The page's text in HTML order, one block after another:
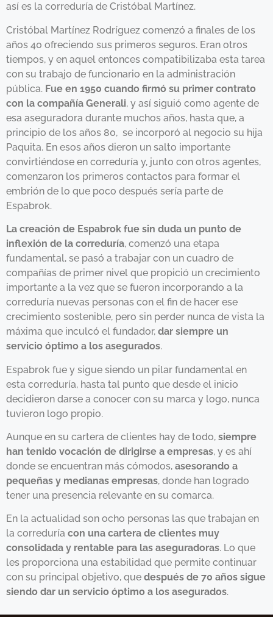
así es la correduría de Cristóbal Martínez.
Cristóbal Martínez Rodríguez comenzó a finales de los
años 40 ofreciendo sus primeros seguros. Eran otros
tiempos, y en aquel entonces compatibilizaba esta tarea
con su trabajo de funcionario en la administración
pública. Fue en 1950 cuando firmó su primer contrato
con la compañía Generali, y así siguió como agente de
esa aseguradora durante muchos años, hasta que, a
principio de los años 80, se incorporó al negocio su hija
Paquita. En esos años dieron un salto importante
convirtiéndose en correduría y, junto con otros agentes,
comenzaron los primeros contactos para formar el
embrión de lo que poco después sería parte de
Espabrok.
La creación de Espabrok fue sin duda un punto de
inflexión de la correduría, comenzó una etapa
fundamental, se pasó a trabajar con un cuadro de
compañías de primer nivel que propició un crecimiento
importante a la vez que se fueron incorporando a la
correduría nuevas personas con el fin de hacer ese
crecimiento sostenible, pero sin perder nunca de vista la
máxima que inculcó el fundador, dar siempre un
servicio óptimo a los asegurados.
Espabrok fue y sigue siendo un pilar fundamental en
esta correduría, hasta tal punto que desde el inicio
decidieron darse a conocer con su marca y logo, nunca
tuvieron logo propio.
Aunque en su cartera de clientes hay de todo, siempre
han tenido vocación de dirigirse a empresas, y es ahí
donde se encuentran más cómodos, asesorando a
pequeñas y medianas empresas, donde han logrado
tener una presencia relevante en su comarca.
En la actualidad son ocho personas las que trabajan en
la correduría con una cartera de clientes muy
consolidada y rentable para las aseguradoras. Lo que
les proporciona una estabilidad que permite continuar
con su principal objetivo, que después de 70 años sigue
siendo dar un servicio óptimo a los asegurados.